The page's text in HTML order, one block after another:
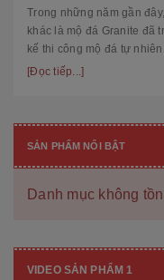
Trong những năm gần
khác là mộ đá Granite đã
kế thi công mộ đá tự
hiệ...
[Đọc tiếp...]
SẢN PHẨM NỔI BẬT
Danh mục không
VIDEO SẢN PHẨM 1